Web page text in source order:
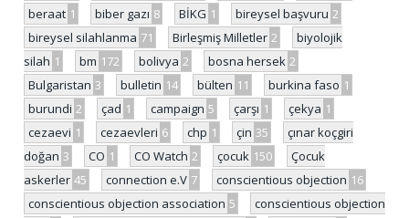
beraat 1 biber gazı 8 BİKG 1 bireysel başvuru 2
bireysel silahlanma 71 Birleşmiş Milletler 2
biyolojik
silah 1 bm 172 bolivya 2 bosna hersek 2
Bulgaristan 3 bulletin 14 bülten 11 burkina faso 1
burundi 2 çad 1 campaign 5 çarşı 1 çekya 1
cezaevi 1 cezaevleri 6 chp 1 çin 35
çınar koçgiri
doğan 3 CO 1 CO Watch 2 çocuk 150
Çocuk
askerler 45 connection e.V 7 conscientious objection 16
conscientious objection association 5
conscientious objection